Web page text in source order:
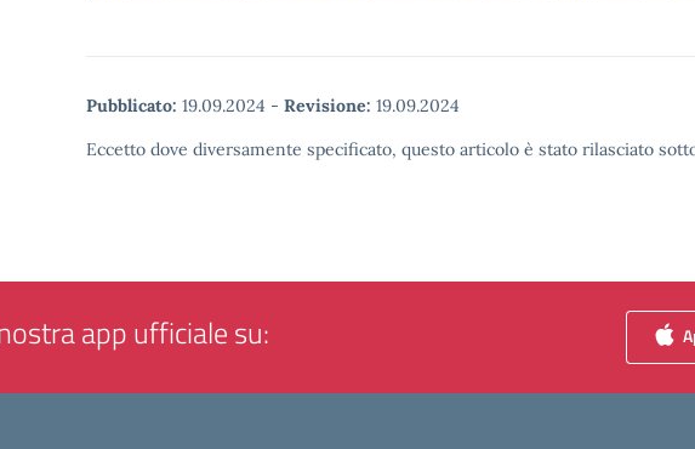
Pubblicato: 19.09.2024 - Revisione: 19.09.2024
Eccetto dove diversamente specificato, questo articolo è stato rilasciato
app ufficiale su: